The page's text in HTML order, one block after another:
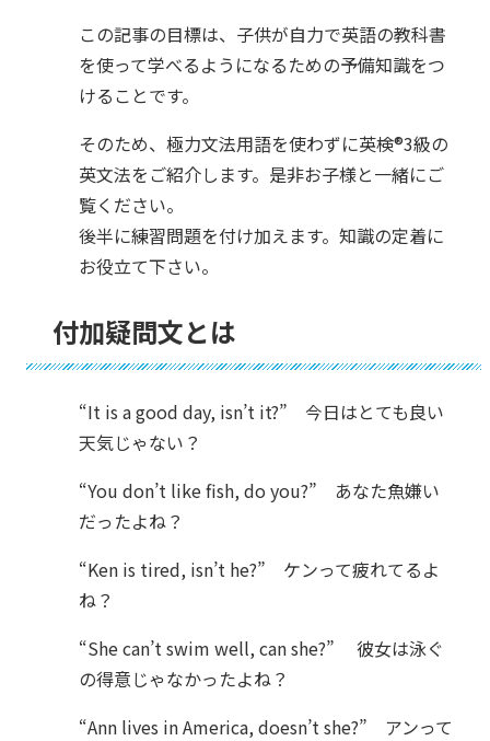
この記事の目標は、子供が自力で英語の教科書
を使って学べるようになるための予備知識をつ
けることです。
そのため、極力文法用語を使わずに英検®︎3級の
英文法をご紹介します。是非お子様と一緒にご
覧ください。
後半に練習問題を付け加えます。知識の定着に
お役立て下さい。
付加疑問文とは
“It is a good day, isn’t it?” 今日はとても良い
天気じゃない？
“You don’t like fish, do you?” あなた魚嫌い
だったよね？
“Ken is tired, isn’t he?” ケンって疲れてるよ
ね？
“She can’t swim well, can she?” 彼女は泳ぐ
の得意じゃなかったよね？
“Ann lives in America, doesn’t she?” アンって